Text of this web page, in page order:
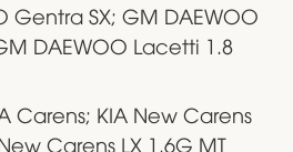
Gentra SX; GM DAEWOO
DAEWOO Lacetti 1.8
Carens; KIA New Carens
Carens LX 1.6G MT